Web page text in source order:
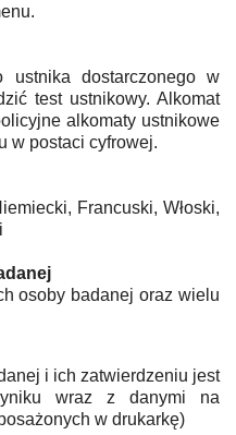
ustnika dostarczonego w
test ustnikowy. Alkomat
alkomaty ustnikowe
w postaci cyfrowej.
Francuski, Włoski,
osoby badanej oraz wielu
i ich zatwierdzeniu jest
wraz z danymi na
w drukarkę)